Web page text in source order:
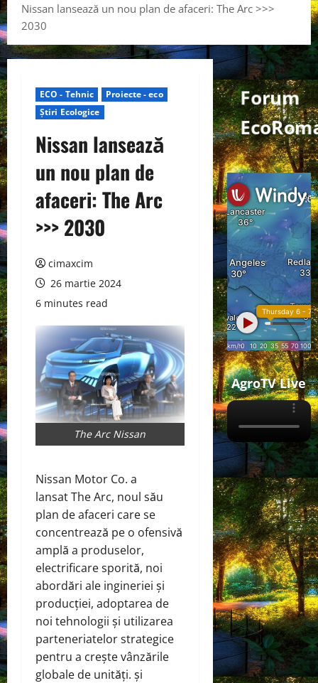
Nissan lansează un nou plan de afaceri: The Arc >>>
2030
ECO - Tehnic
Proiecte - eco
Știri Ecologice
Nissan lansează
un nou plan de
afaceri: The Arc
>>> 2030
cimaxcim
26 martie 2024
6 minutes read
The Arc Nissan
Nissan Motor Co. a
lansatThe Arc, noul său
plan de afaceri care se
concentrează pe o ofensivă
amplă a produselor,
electrificare sporită, noi
abordări ale ingineriei și
producției, adoptarea de
noi tehnologii și utilizarea
parteneriatelor strategice
pentru a crește vânzările
globale de unități. și
Forum
AgroTV Live